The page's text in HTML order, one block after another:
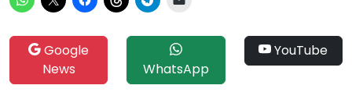
Google
News
WhatsApp
YouTube